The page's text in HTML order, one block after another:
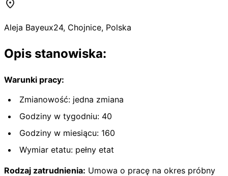
Aleja Bayeux24, Chojnice, Polska
Opis stanowiska:
Warunki pracy:
Zmianowość: jedna zmiana
Godziny w tygodniu: 40
Godziny w miesiącu: 160
Wymiar etatu: pełny etat
Rodzaj zatrudnienia: Umowa o pracę na okres próbny